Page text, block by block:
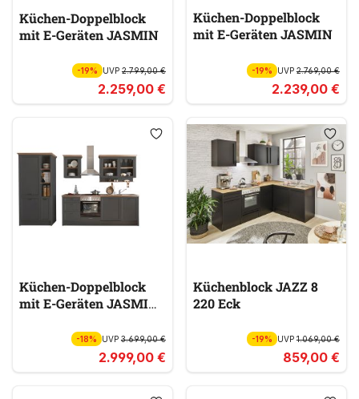
Küchen-Doppelblock
mit E-Geräten JASMIN
-19% UVP 2.799,00 €
2.259,00 €
Küchen-Doppelblock
mit E-Geräten JASMIN
-19% UVP2.769,00 €
2.239,00 €
Küchen-Doppelblock
mit E-Geräten JASMIN
-18% UVP 3.699,00 €
2.999,00 €
Küchenblock JAZZ 8
220 Eck
-19% UVP1.069,00 €
859,00 €